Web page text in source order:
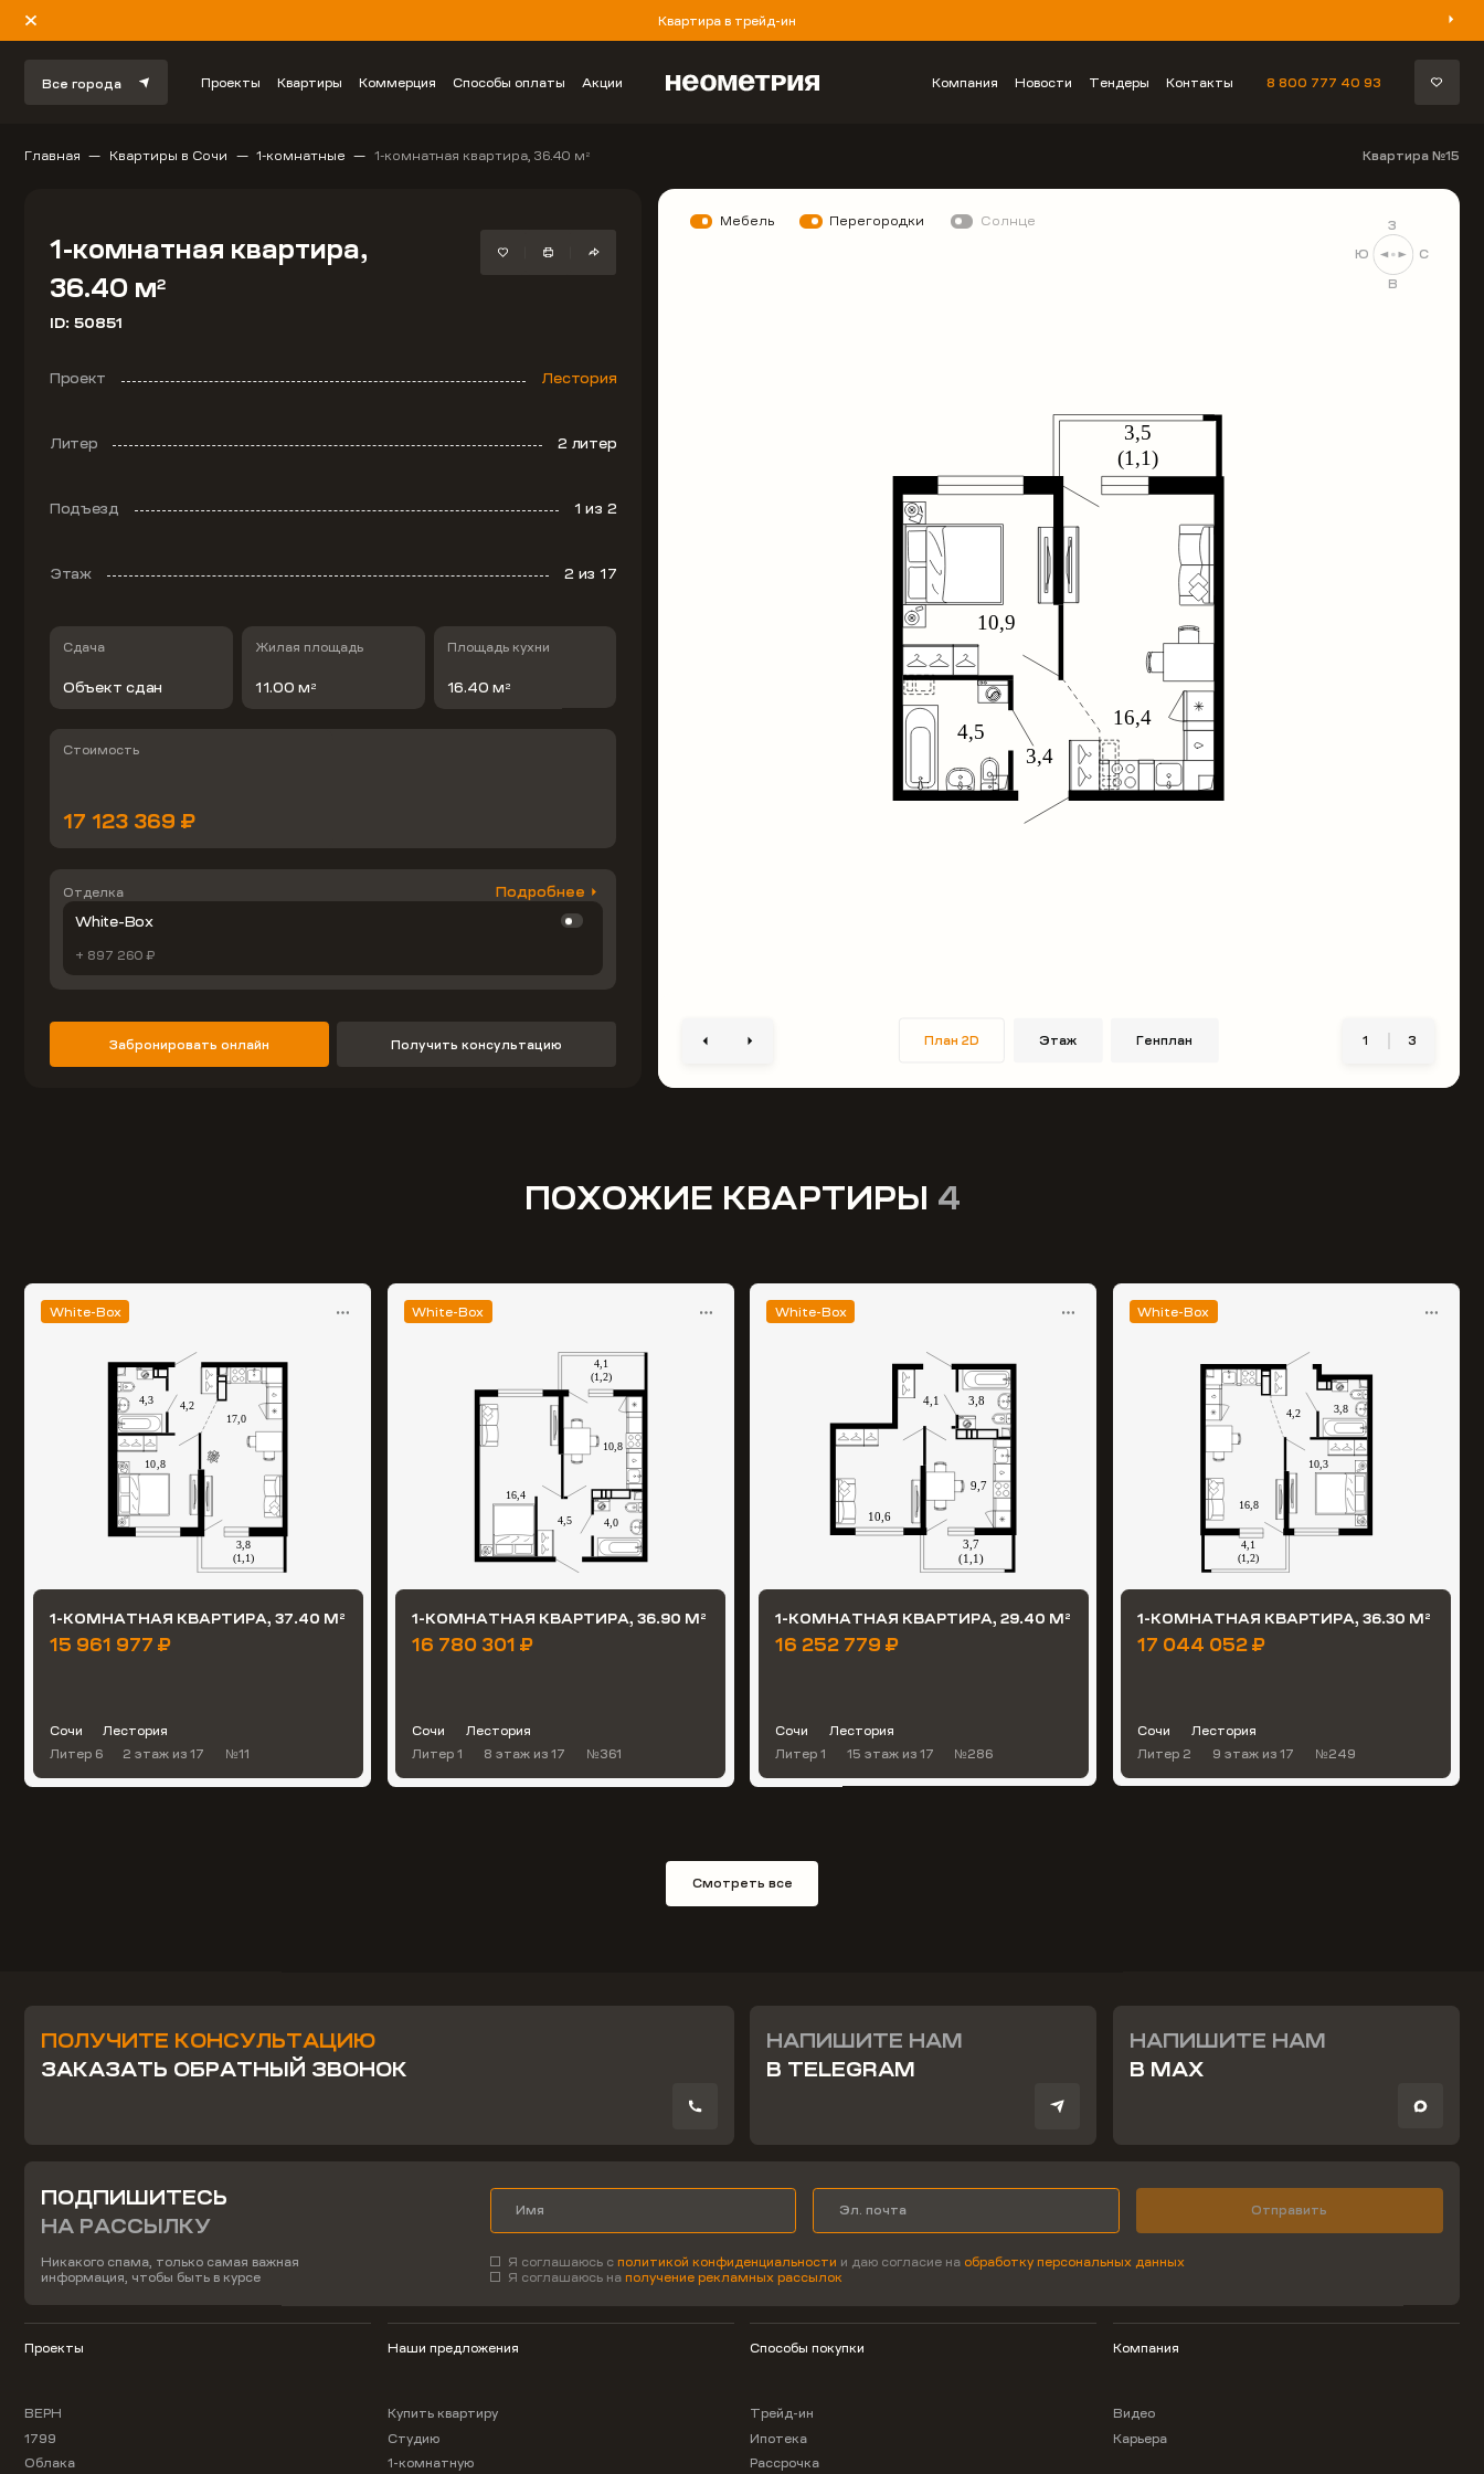
Квартира в трейд-ин
Все города Проекты Квартиры Коммерция Способы оплаты Акции Компания Новости Тендеры Контакты 8 800 777 40 93
Главная Квартиры в Сочи 1-комнатные 1-комнатная квартира, 36.40 м 2 Квартира №15
1-комнатная квартира,
36.40 м2
ID: 50851
Проект Лестория
Литер 2 литер
Подъезд 1из 2
Этаж 2 из 17
Сдача
Объект сдан
Жилая площадь
11.00 м 2
Площадь кухни
16.40 м 2
Стоимость
17 123 369 ₽
Отделка
Подробнее
White-Box
+ 897 260 ₽
Забронировать онлайн Получить консультацию
С
В
Ю
З
Мебель Перегородки Солнце
План 2D Этаж Генплан 1 3
ПОХОЖИЕ КВАРТИРЫ 4
White-Box
1-КОМНАТНАЯ КВАРТИРА, 37.40 М 2
15 961 977 ₽
Сочи
Лестория
Литер 6
2 этаж из 17 №11
White-Box
1-КОМНАТНАЯ КВАРТИРА, 36.90 М 2
16 780 301 ₽
Сочи
Лестория
Литер 1
8 этаж из 17 №361
White-Box
1-КОМНАТНАЯ КВАРТИРА, 29.40 М 2
16 252 779 ₽
Сочи
Лестория
Литер 1
15 этаж из 17 №286
White-Box
1-КОМНАТНАЯ КВАРТИРА, 36.30 М 2
17 044 052 ₽
Сочи
Лестория
Литер 2
9 этаж из 17 №249
Смотреть все
ПОЛУЧИТЕ КОНСУЛЬТАЦИЮ
ЗАКАЗАТЬ ОБРАТНЫЙ ЗВОНОК
НАПИШИТЕ НАМ
В TELEGRAM
НАПИШИТЕ НАМ
В MAX
ПОДПИШИТЕСЬ
НА РАССЫЛКУ
Никакого спама, только самая важная
информация, чтобы быть в курсе
Отправить
Я соглашаюсь сполитикой конфиденциальности и даю согласие на обработку персональных данных
Я соглашаюсь наполучение рекламных рассылок
Проекты
ВЕРН
1799
Облака
Наши предложения
Купить квартиру
Студию
1-комнатную
Способы покупки
Трейд-ин
Ипотека
Рассрочка
Компания
Видео
Карьера